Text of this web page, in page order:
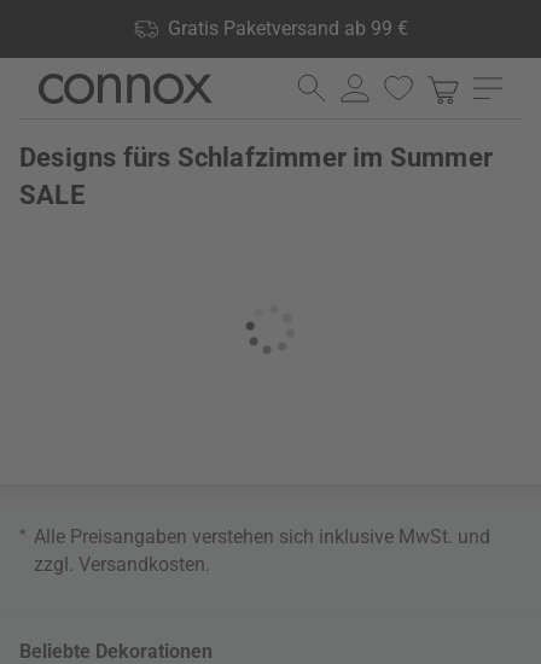
Gratis Paketversand ab 99 €
lagernd, 60 Tage Rückgaberecht
Direkt
Seiteninhalt
springen
Direkt
Suchfeld
springen
Designs fürs Schlafzimmer im Summer
SALE
* Alle Preisangaben verstehen sich inklusive MwSt. und
zzgl. Versandkosten.
Beliebte Dekorationen